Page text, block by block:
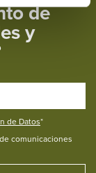
de
y
de Datos*
comunicaciones